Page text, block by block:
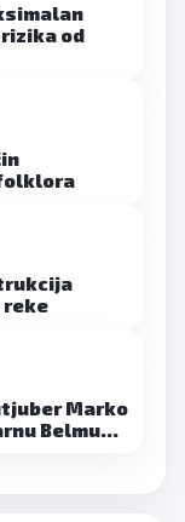
od
reke
Marko
Belmu…